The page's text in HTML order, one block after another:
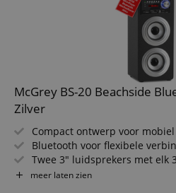
McGrey BS-20 Beachside
Zilver
Compact ontwerp voor
Bluetooth voor flexibele
Twee 3" luidsprekers met elk
USB/SD-slots voor MP3-
Ingebouwde FM-radio met
meer laten zien